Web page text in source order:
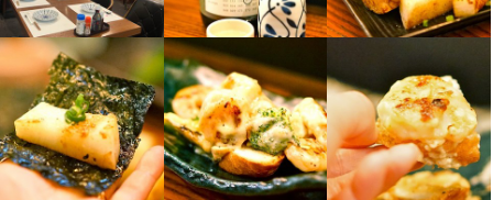
仕事内容
勤務時間により開店前の仕込み、営業中の調理補助、鉄板焼きの
調理、その他の調理、洗い場はもちろん
ホール業務全般もお任せします。
【店長業務】
・シフト管理、シフト作成
この仕事のおすすめポイント
楽しく働けるワンランク上の鉄板酒場です☆美味しい料理と活気
のある店内、もつ鍋や手羽先、グルテンフリーのお好み焼きなど
名物料理も盛りだくさん。接客や仕込み、仲間とのコミュニケー
ションなどお金を稼ぎながら沢山のことを学べます。